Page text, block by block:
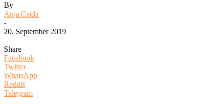
By
Anja Csida
-
20. September 2019
Share
Facebook
Twitter
WhatsApp
ReddIt
Telegram